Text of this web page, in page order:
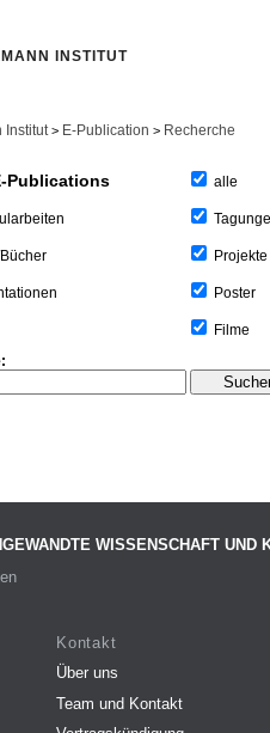
INSTITUT
Institut > E-Publication > Recherche
Publications alle
Projekte
Poster
Filme
WISSENSCHAFT UND
Kontakt
Über uns
Team und Kontakt